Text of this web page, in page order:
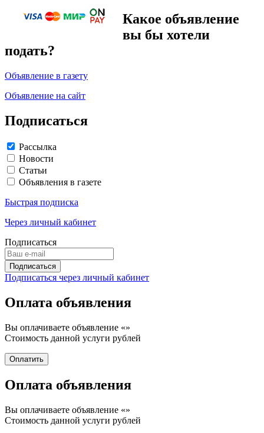
Какое объявление
вы бы хотели
подать?
Объявление в газету
Объявление на сайт
Подписаться
Рассылка
Новости
Статьи
Объявления в газете
Быстрая подписка
Через личный кабинет
Подписаться
Подписаться через личный кабинет
Оплата объявления
Вы оплачиваете объявление «»
Стоимость данной услуги рублей
Оплата объявления
Вы оплачиваете объявление «»
Стоимость данной услуги рублей